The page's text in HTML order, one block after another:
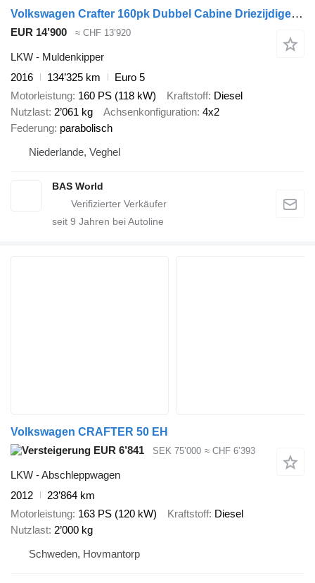
Volkswagen Crafter 160pk Dubbel Cabine Driezijdige Kipper 160PS Trekhaak Ai
EUR 14’900 ≈ CHF 13’920
LKW - Muldenkipper
2016
134’325 km
Euro 5
Motorleistung 160 PS (118 kW) Kraftstoff Diesel
Nutzlast 2’061 kg Achsenkonfiguration 4x2
Federung parabolisch
Niederlande, Veghel
BAS World
seit 9 Jahren bei Autoline
Volkswagen CRAFTER 50 EH
EUR 6’841
SEK 75’000 ≈ CHF 6’393
LKW - Abschleppwagen
2012
23’864 km
Motorleistung 163 PS (120 kW) Kraftstoff Diesel
Nutzlast 2’000 kg
Schweden, Hovmantorp